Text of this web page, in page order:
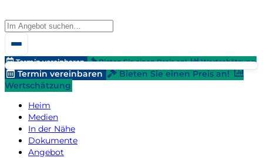
Termin vereinbaren Bieten Sie einen Preis an! Wertschätzung
Termin vereinbaren
Bieten Sie einen Preis an!
Wertschätzung
Heim
Medien
In der Nähe
Dokumente
Angebot